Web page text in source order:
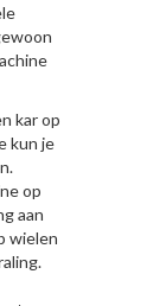
kar op
kun je
op
aan
wielen